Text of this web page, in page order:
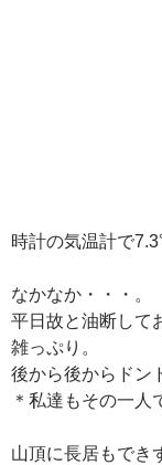
時計の気温計で
なかなか・・・。
平日故と油断して
雑っぷり。
後から後からドン
＊私達もその一人
山頂に長居もでき